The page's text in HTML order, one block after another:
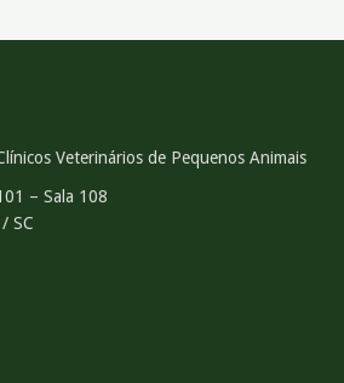
Veterinários de Pequenos Animais
– Sala 108
SC